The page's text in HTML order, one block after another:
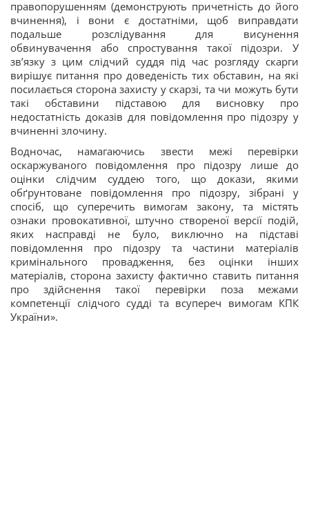
правопорушенням (демонструють причетність до його
вчинення), і вони є достатніми, щоб виправдати
подальше розслідування для висунення
обвинувачення або спростування такої підозри. У
зв’язку з цим слідчий суддя під час розгляду скарги
вирішує питання про доведеність тих обставин, на які
посилається сторона захисту у скарзі, та чи можуть бути
такі обставини підставою для висновку про
недостатність доказів для повідомлення про підозру у
вчиненні злочину.
Водночас, намагаючись звести межі перевірки
оскаржуваного повідомлення про підозру лише до
оцінки слідчим суддею того, що докази, якими
обґрунтоване повідомлення про підозру, зібрані у
спосіб, що суперечить вимогам закону, та містять
ознаки провокативної, штучно створеної версії подій,
яких насправді не було, виключно на підставі
повідомлення про підозру та частини матеріалів
кримінального провадження, без оцінки інших
матеріалів, сторона захисту фактично ставить питання
про здійснення такої перевірки поза межами
компетенції слідчого судді та всупереч вимогам КПК
України».